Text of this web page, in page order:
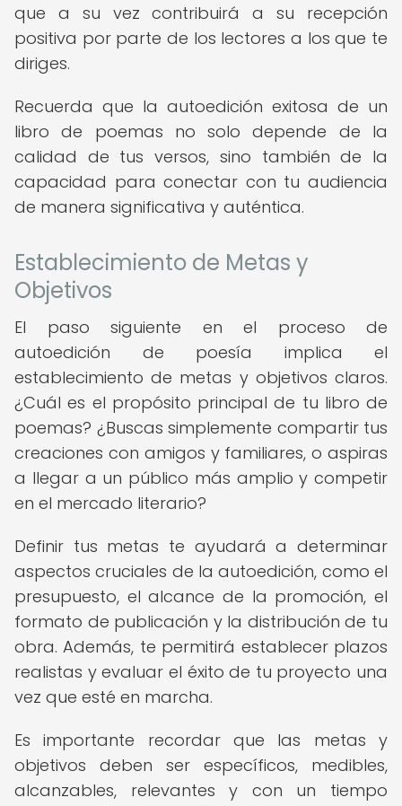
que a su vez contribuirá a su recepción
positiva por parte de los lectores a los que te
diriges.
Recuerda que la autoedición exitosa de un
libro de poemas no solo depende de la
calidad de tus versos, sino también de la
capacidad para conectar con tu audiencia
de manera significativa y auténtica.
Establecimiento de Metas y
Objetivos
El paso siguiente en el proceso de
autoedición de poesía implica el
establecimiento de metas y objetivos claros.
¿Cuál es el propósito principal de tu libro de
poemas? ¿Buscas simplemente compartir tus
creaciones con amigos y familiares, o aspiras
a llegar a un público más amplio y competir
en el mercado literario?
Definir tus metas te ayudará a determinar
aspectos cruciales de la autoedición, como el
presupuesto, el alcance de la promoción, el
formato de publicación y la distribución de tu
obra. Además, te permitirá establecer plazos
realistas y evaluar el éxito de tu proyecto una
vez que esté en marcha.
Es importante recordar que las metas y
objetivos deben ser específicos, medibles,
alcanzables, relevantes y con un tiempo